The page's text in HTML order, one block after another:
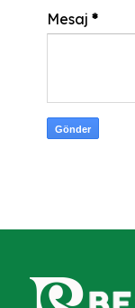
Mesaj *